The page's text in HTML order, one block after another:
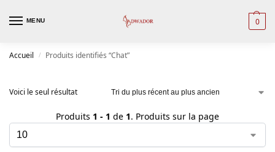
MENU 0
Accueil / Produits identifiés “Chat”
Voici le seul résultat
Produits 1 - 1 de 1. Produits sur la page